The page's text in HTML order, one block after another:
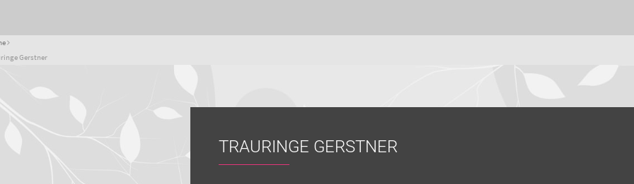
Gerstner
TRAURINGE GERSTNER